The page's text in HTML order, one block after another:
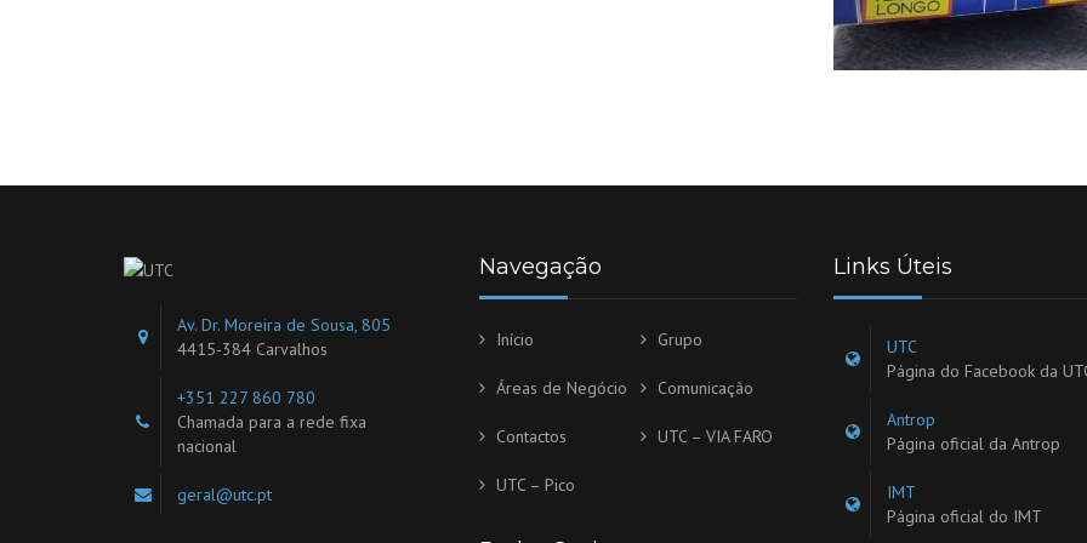
Av. Dr. Moreira de Sousa, 805
4415-384 Carvalhos
+351 227 860 780
Chamada para a rede fixa
nacional
geral@utc.pt
Navegação
Início Grupo
Áreas de Negócio Comunicação
Contactos UTC – VIA FARO
UTC – Pico
Links Úteis
UTC
Página do Facebook da
Antrop
Página oficial da Antrop
IMT
Página oficial do IMT